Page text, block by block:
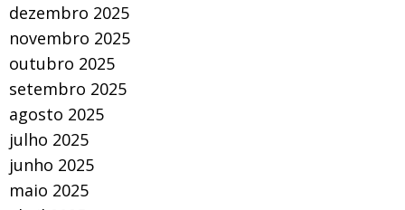
dezembro 2025
novembro 2025
outubro 2025
setembro 2025
agosto 2025
julho 2025
junho 2025
maio 2025